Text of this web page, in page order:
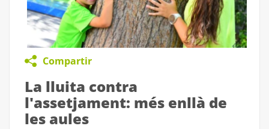
Compartir
La lluita contra
l'assetjament: més enllà de
les aules